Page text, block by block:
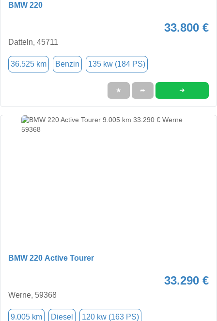
BMW 220
33.800 €
Datteln, 45711
36.525 km Benzin 135 kw (184 PS)
★ ➦ ➜
BMW 220 Active Tourer
33.290 €
Werne, 59368
9.005 km Diesel 120 kw (163 PS)